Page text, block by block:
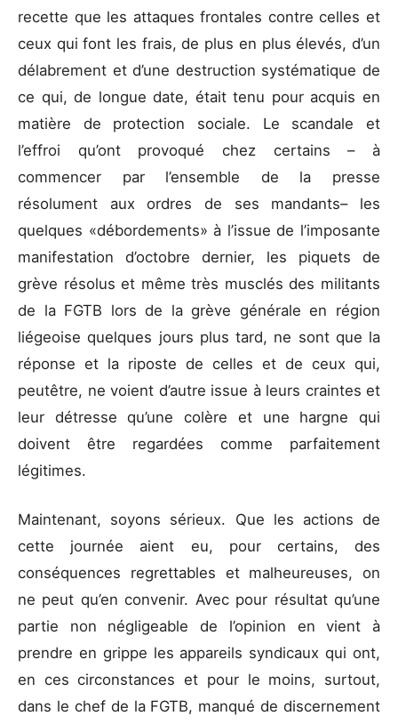
recette que les attaques frontales contre celles et
ceux qui font les frais, de plus en plus élevés, d’un
délabrement et d’une destruction systématique de
ce qui, de longue date, était tenu pour acquis en
matière de protection sociale. Le scandale et
l’effroi qu’ont provoqué chez certains – à
commencer par l’ensemble de la presse
résolument aux ordres de ses mandants– les
quelques «débordements» à l’issue de l’imposante
manifestation d’octobre dernier, les piquets de
grève résolus et même très musclés des militants
de la FGTB lors de la grève générale en région
liégeoise quelques jours plus tard, ne sont que la
réponse et la riposte de celles et de ceux qui,
peutêtre, ne voient d’autre issue à leurs craintes et
leur détresse qu’une colère et une hargne qui
doivent être regardées comme parfaitement
légitimes.
Maintenant, soyons sérieux. Que les actions de
cette journée aient eu, pour certains, des
conséquences regrettables et malheureuses, on
ne peut qu’en convenir. Avec pour résultat qu’une
partie non négligeable de l’opinion en vient à
prendre en grippe les appareils syndicaux qui ont,
en ces circonstances et pour le moins, surtout,
dans le chef de la FGTB, manqué de discernement